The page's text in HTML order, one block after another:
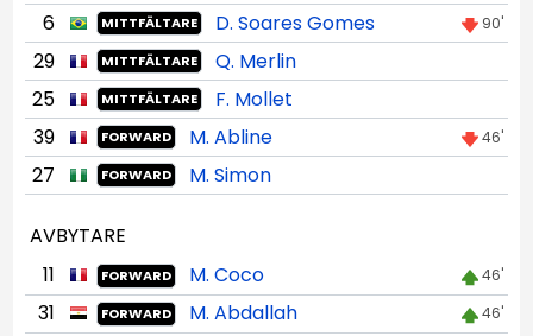
6 MITTFÄLTARE D. Soares Gomes 90'
29 MITTFÄLTARE
Q. Merlin
25
MITTFÄLTARE
F. Mollet
39
FORWARD M. Abline 46'
27 FORWARD M. Simon
AVBYTARE
11
FORWARD M. Coco 46'
31 FORWARD M. Abdallah 46'